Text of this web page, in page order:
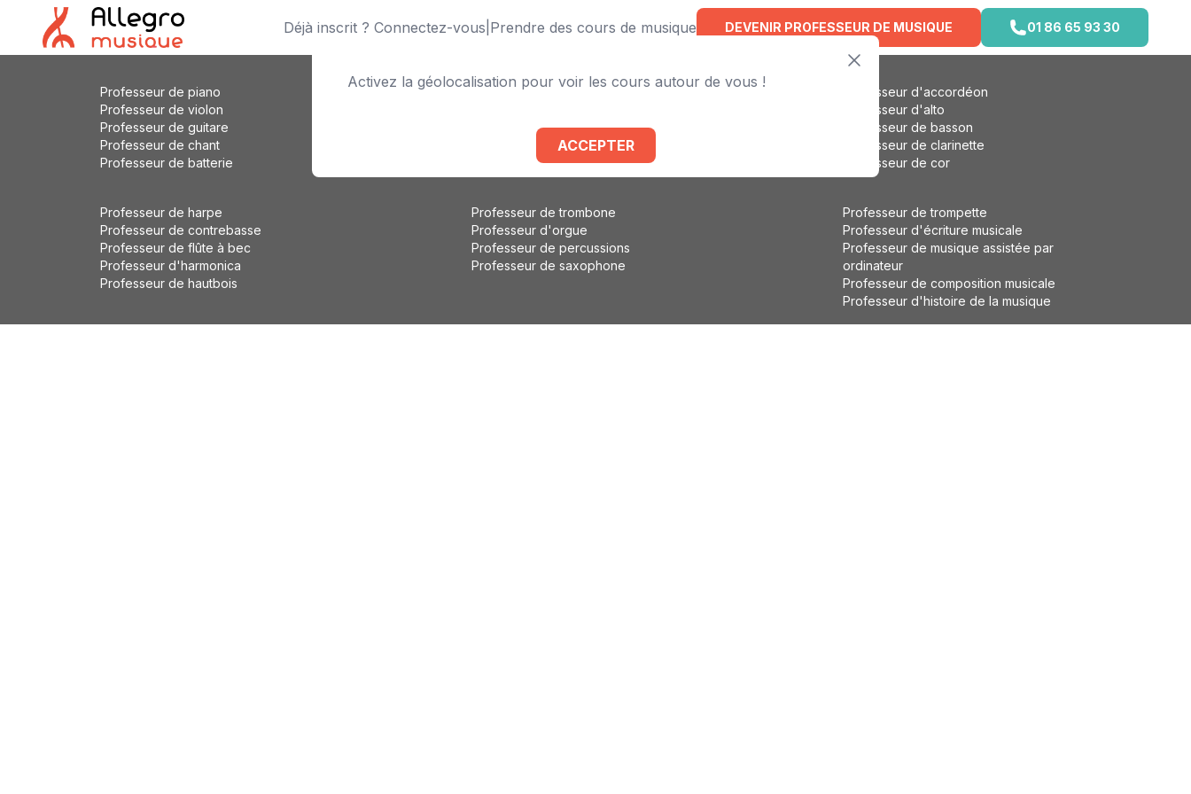
Déjà inscrit ? Connectez-vous Prendre des cours de musique DEVENIR PROFESSEUR DE MUSIQUE 01 86 65 93 30
Activez la géolocalisation pour voir les cours autour de vous !
ACCEPTER
Professeur de piano
Professeur de violon
Professeur de guitare
Professeur de chant
Professeur de batterie
Professeur de violoncelle
Professeur de basse
Professeur de solfège
Professeur d'éveil musical
Professeur d'accordéon
Professeur d'alto
Professeur de basson
Professeur de clarinette
Professeur de cor
Professeur de harpe
Professeur de contrebasse
Professeur de flûte à bec
Professeur d'harmonica
Professeur de hautbois
Professeur de trombone
Professeur d'orgue
Professeur de percussions
Professeur de saxophone
Professeur de trompette
Professeur d'écriture musicale
Professeur de musique assistée par
ordinateur
Professeur de composition musicale
Professeur d'histoire de la musique